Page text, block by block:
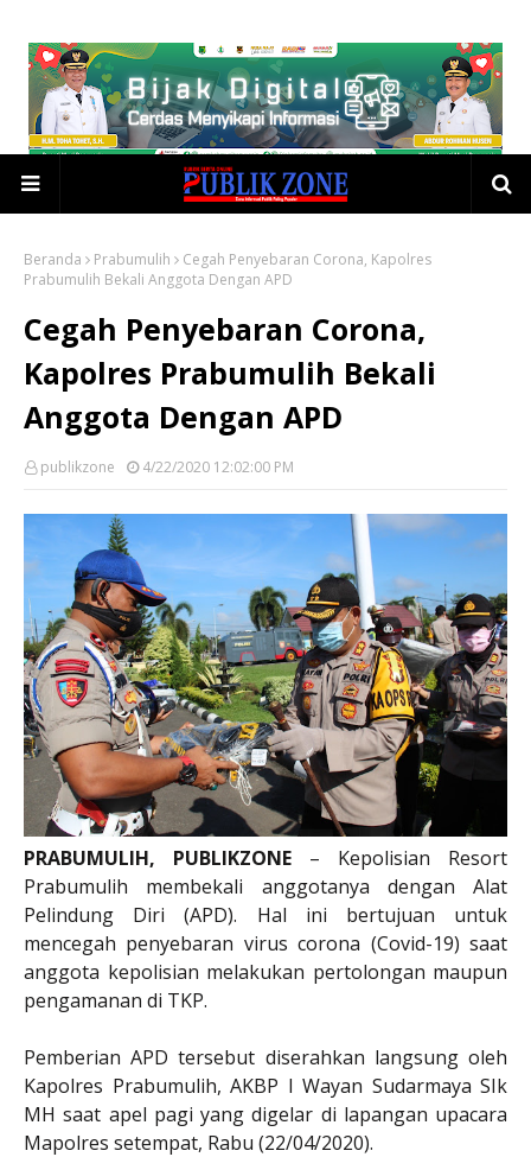
Beranda Prabumulih
Cegah Penyebaran Corona, Kapolres
Prabumulih Bekali Anggota Dengan APD
Cegah Penyebaran Corona,
Kapolres Prabumulih Bekali
Anggota Dengan APD
publikzone 4/22/2020 12:02:00 PM
PRABUMULIH, PUBLIKZONE – Kepolisian Resort
Prabumulih membekali anggotanya dengan Alat
Pelindung Diri (APD). Hal ini bertujuan untuk
mencegah penyebaran virus corona (Covid-19) saat
anggota kepolisian melakukan pertolongan maupun
pengamanan di TKP.
Pemberian APD tersebut diserahkan langsung oleh
Kapolres Prabumulih, AKBP I Wayan Sudarmaya SIk
MH saat apel pagi yang digelar di lapangan upacara
Mapolres setempat, Rabu (22/04/2020).